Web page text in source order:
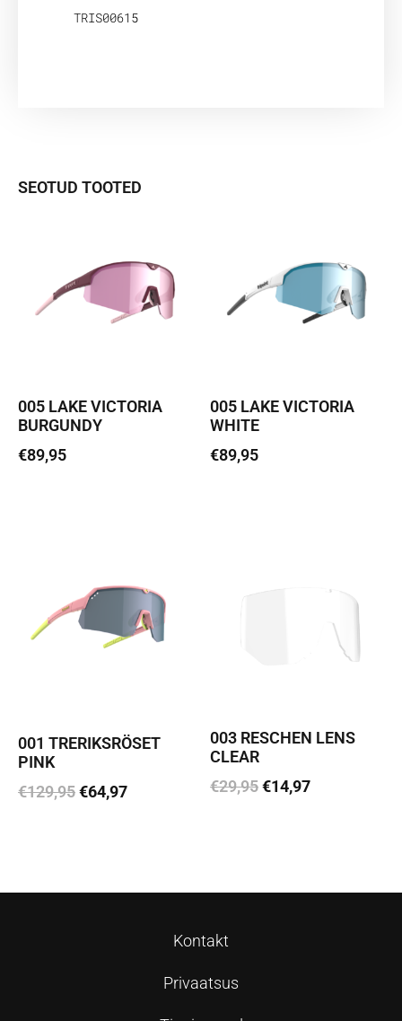
TRIS00615
SEOTUD TOOTED
005 LAKE VICTORIA
BURGUNDY
€89,95
005 LAKE VICTORIA
WHITE
€89,95
001 TRERIKSRÖSET
PINK
€129,95€64,97
003 RESCHEN LENS
CLEAR
€29,95€14,97
Kontakt
Privaatsus